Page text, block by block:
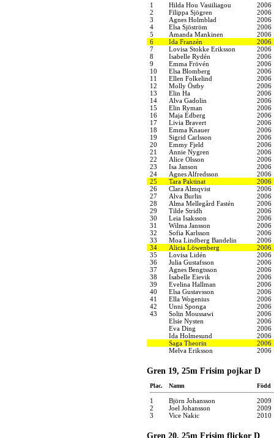
1 Hilda Hou Vasiiliagou
2006
2
Filippa Sjögren
2006
3
Agnes Holmblad
2006
4
Elsa Sjöström
2006
5
Amanda Mankinen
2006
6
Ida Franzén
2006
7
Lovisa Stokke Eriksson
2006
8
Isabelle Rydén
2006
9
Emma Frövén
2006
10
Elsa Blomberg
2006
11
Ellen Folkelind
2006
12
Molly Östby
2006
13
Elin Ha
2006
14
Alva Gadolin
2006
15
Elin Ryman
2006
16
Maja Edberg
2006
17
Livia Bravert
2006
18
Emma Knauer
2006
19
Sigrid Carlsson
2006
20
Emmy Fjeld
2006
21
Annie Nygren
2006
22
Alice Olsson
2006
23
Isa Janson
2006
24
Agnes Alfredsson
2006
25
Tara Paktinat
2006
26
Clara Almqvist
2006
27
Alva Burlin
2006
28
Alma Mellegård Fastén
2006
29
Tilde Stridh
2006
30
Leia Isaksson
2006
31
Wilma Jansson
2006
32
Sofia Karlsson
2006
33
Moa Lindberg Bandelin
2006
34
Alicia Löwenberg
2006
35
Lovisa Lidén
2006
36
Julia Gustafsson
2006
37
Agnes Bengtsson
2006
38
Isabelle Eievik
2006
39
Evelina Hallman
2006
40
Elsa Gustavsson
2006
41
Ella Wogenius
2006
42
Unni Sponga
2006
43
Solin Moussawi
2006
Elsie Nysten
2006
Eva Ding
2006
Ida Holmesund
2006
Saga Theorin
2006
Melva Eriksson
2006
Gren 19, 25m Frisim pojkar D
Plac. Namn Född
1 Björn Johansson
2009
2
Joel Johansson
2009
3
Vice Nakic 2010
Gren 20, 25m Frisim flickor D